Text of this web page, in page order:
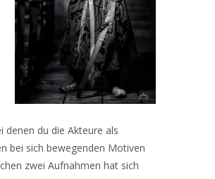
denen du die Akteure als
bei sich bewegenden Motiven
zwei Aufnahmen hat sich